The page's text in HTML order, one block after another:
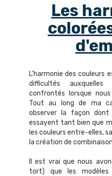
Les
L'harmonie des couleurs
difficultés
confrontés lorsque
Tout au long de ma
observer la façon dont
essayent tant bien que
les couleurs entre-elles,
la création de
Il est vrai que nous
tort) que les modèles